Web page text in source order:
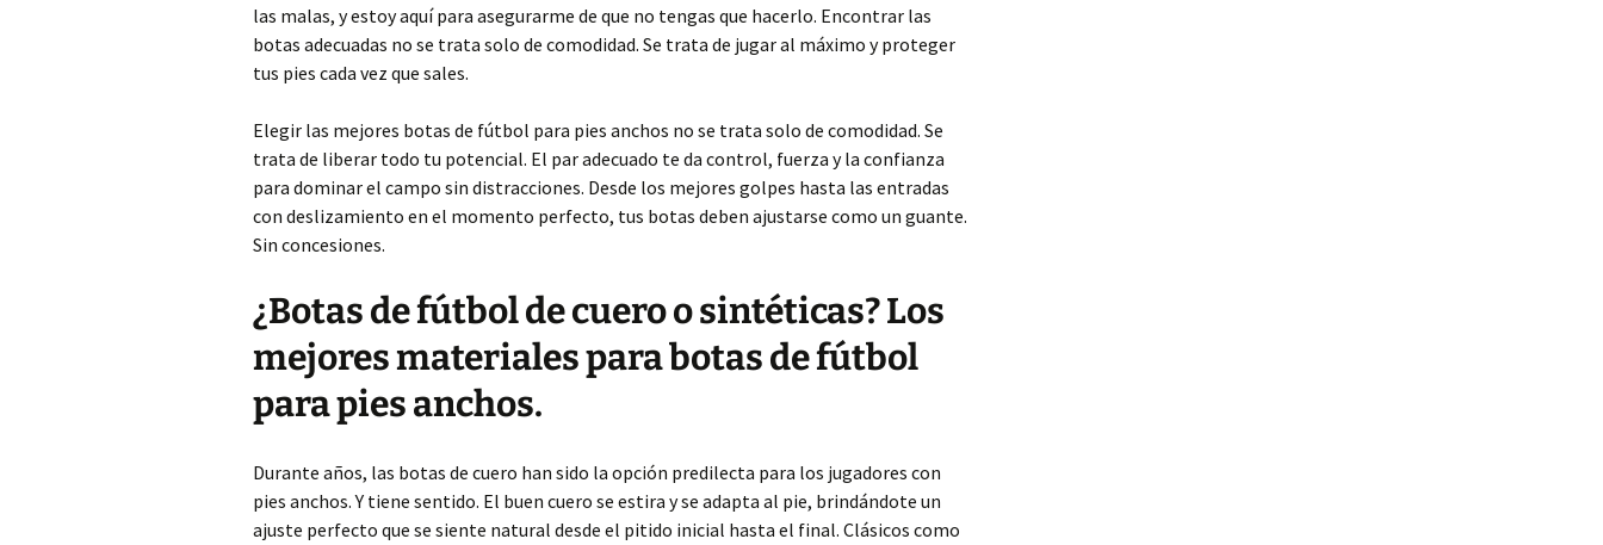
las malas, y estoy aquí para asegurarme de que no tengas que hacerlo. Encontrar las
botas adecuadas no se trata solo de comodidad. Se trata de jugar al máximo y proteger
tus pies cada vez que sales.
Elegir las mejores botas de fútbol para pies anchos no se trata solo de comodidad. Se
trata de liberar todo tu potencial. El par adecuado te da control, fuerza y ​​la confianza
para dominar el campo sin distracciones. Desde los mejores golpes hasta las entradas
con deslizamiento en el momento perfecto, tus botas deben ajustarse como un guante.
Sin concesiones.
¿Botas de fútbol de cuero o sintéticas? Los
mejores materiales para botas de fútbol
para pies anchos.
Durante años, las botas de cuero han sido la opción predilecta para los jugadores con
pies anchos. Y tiene sentido. El buen cuero se estira y se adapta al pie, brindándote un
ajuste perfecto que se siente natural desde el pitido inicial hasta el final. Clásicos como